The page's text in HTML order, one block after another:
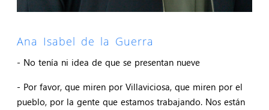
Ana Isabel de la Guerra
- No tenía ni idea de que se presentan nueve
- Por favor, que miren por Villaviciosa, que miren por el
pueblo, por la gente que estamos trabajando. Nos están